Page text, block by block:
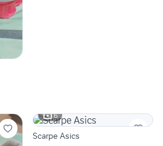
6
Scarpe Asics